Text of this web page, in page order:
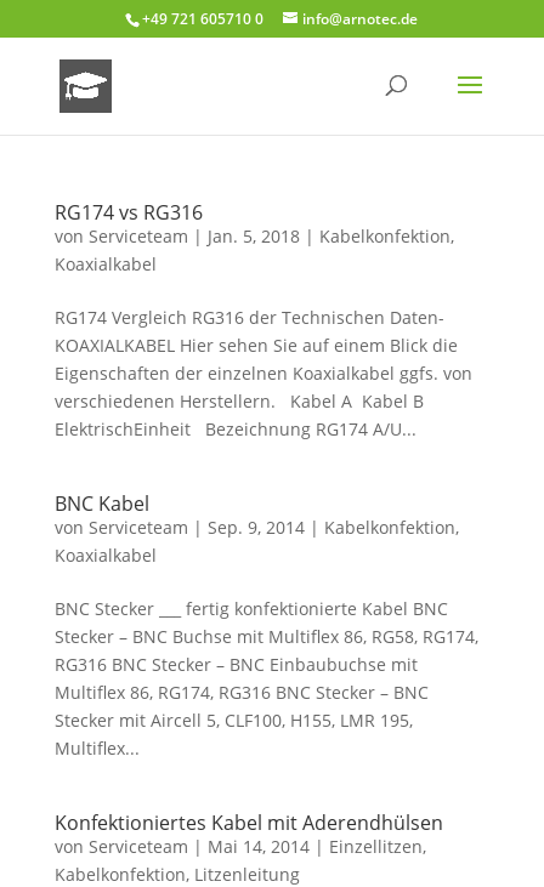
+49 721 605710 0 info@arnotec.de
RG174 vs RG316
von Serviceteam | Jan. 5, 2018| Kabelkonfektion,
Koaxialkabel
RG174 Vergleich RG316 der Technischen Daten-
KOAXIALKABEL Hier sehen Sie auf einem Blick die
Eigenschaften der einzelnen Koaxialkabel ggfs. von
verschiedenen Herstellern. Kabel A Kabel B
ElektrischEinheit Bezeichnung RG174 A/U...
BNC Kabel
von Serviceteam | Sep. 9, 2014| Kabelkonfektion,
Koaxialkabel
BNC Stecker ___ fertig konfektionierte Kabel BNC
Stecker – BNC Buchse mit Multiflex 86, RG58, RG174,
RG316 BNC Stecker – BNC Einbaubuchse mit
Multiflex 86, RG174, RG316 BNC Stecker – BNC
Stecker mit Aircell 5, CLF100, H155, LMR 195,
Multiflex...
Konfektioniertes Kabel mit Aderendhülsen
von Serviceteam | Mai 14, 2014| Einzellitzen,
Kabelkonfektion, Litzenleitung